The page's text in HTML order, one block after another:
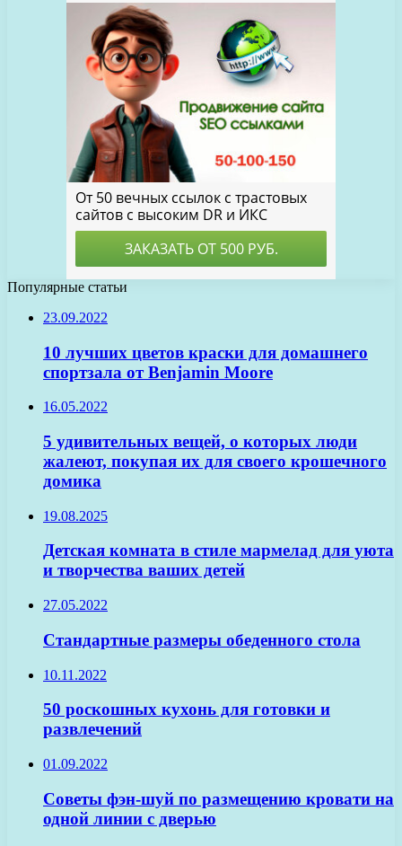
Популярные статьи
23.09.2022
10 лучших цветов краски для домашнего
спортзала от Benjamin Moore
16.05.2022
5 удивительных вещей, о которых люди
жалеют, покупая их для своего крошечного
домика
19.08.2025
Детская комната в стиле мармелад для уюта
и творчества ваших детей
27.05.2022
Стандартные размеры обеденного стола
10.11.2022
50 роскошных кухонь для готовки и
развлечений
01.09.2022
Советы фэн-шуй по размещению кровати на
одной линии с дверью